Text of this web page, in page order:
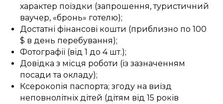
характер поїздки (запрошення, туристичний
ваучер, «бронь» готелю);
Достатні фінансові кошти (приблизно по 100
$ в день перебування);
Фотографії (від 1 до 4 шт.);
Довідка з місця роботи (із зазначенням
посади та окладу);
Ксерокопія паспорта; згоду на виїзд
неповнолітніх дітей (дітям від 15 років